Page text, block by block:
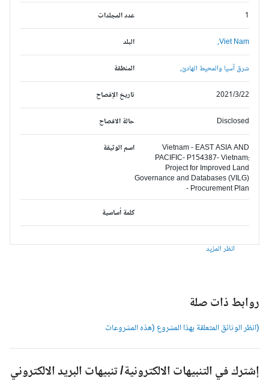
عدد المجلدات
البلد Viet Nam,
المنطقة شرق آسيا والمحيط الهادئ,
تاريخ الإفصاح 2021/3/22
حالة الافصاح Disclosed
اسم الوثيقة
Vietnam - EAST ASIA AND
PACIFIC- P154387- Vietnam:
Project for Improved Land
Governance and Databases (VILG)
- Procurement Plan
كلمة أساسية
انظر المزيد
روابط ذات صلة
(انظر الوثائق المتعلقة بهذا المشروع (هذه المشروعات
إشترك في التنبيهات الالكترونية/ تنبيهات البريد الالكتروني